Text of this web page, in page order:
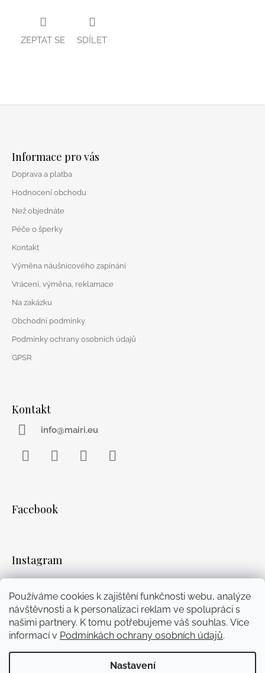
Používáme cookies k zajištění funkčnosti webu, analýze
návštěvnosti a k personalizaci reklam ve spolupráci s
našimi partnery. K tomu potřebujeme váš souhlas. Více
informací v Podmínkách ochrany osobních údajů.
Nastavení
ZEPTAT SE SDÍLET
Informace pro vás
Doprava a platba
Hodnocení obchodu
Než objednáte
Péče o šperky
Kontakt
Výměna náušnicového zapínání
Vrácení, výměna, reklamace
Na zakázku
Obchodní podmínky
Podmínky ochrany osobních údajů
GPSR
Kontakt
info@mairi.eu
Facebook
Instagram
Přijímáme online platby